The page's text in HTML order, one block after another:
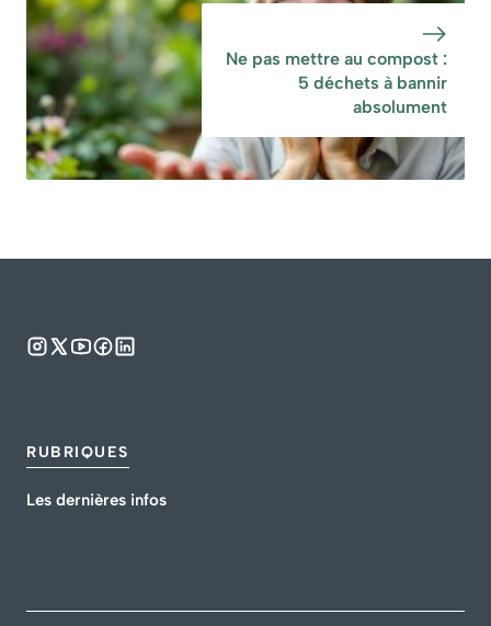
Ne pas mettre au compost :
5 déchets à bannir
absolument
RUBRIQUES
Les dernières infos